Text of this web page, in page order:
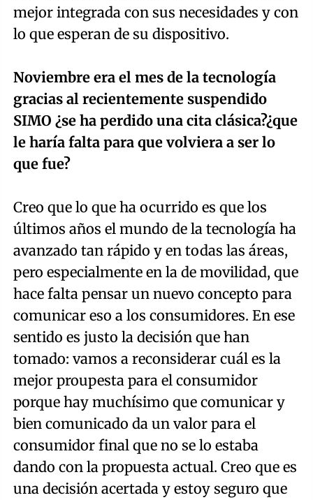
mejor integrada con sus necesidades y con
lo que esperan de su dispositivo.
Noviembre era el mes de la tecnología
gracias al recientemente suspendido
SIMO ¿se ha perdido una cita clásica?¿que
le haría falta para que volviera a ser lo
que fue?
Creo que lo que ha ocurrido es que los
últimos años el mundo de la tecnología ha
avanzado tan rápido y en todas las áreas,
pero especialmente en la de movilidad, que
hace falta pensar un nuevo concepto para
comunicar eso a los consumidores. En ese
sentido es justo la decisión que han
tomado: vamos a reconsiderar cuál es la
mejor proupesta para el consumidor
porque hay muchísimo que comunicar y
bien comunicado da un valor para el
consumidor final que no se lo estaba
dando con la propuesta actual. Creo que es
una decisión acertada y estoy seguro que